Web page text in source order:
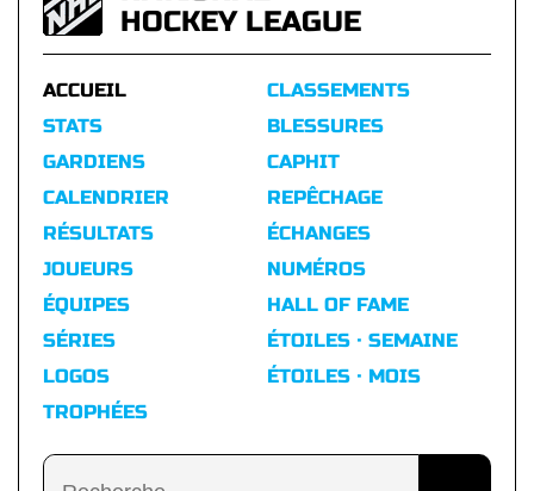
HOCKEY LEAGUE
ACCUEIL
STATS
GARDIENS
CALENDRIER
RÉSULTATS
CLASSEMENTS
BLESSURES
CAPHIT
REPÊCHAGE
ÉCHANGES
JOUEURS
ÉQUIPES
SÉRIES
LOGOS
TROPHÉES
NUMÉROS
HALL OF FAME
ÉTOILES · SEMAINE
ÉTOILES · MOIS